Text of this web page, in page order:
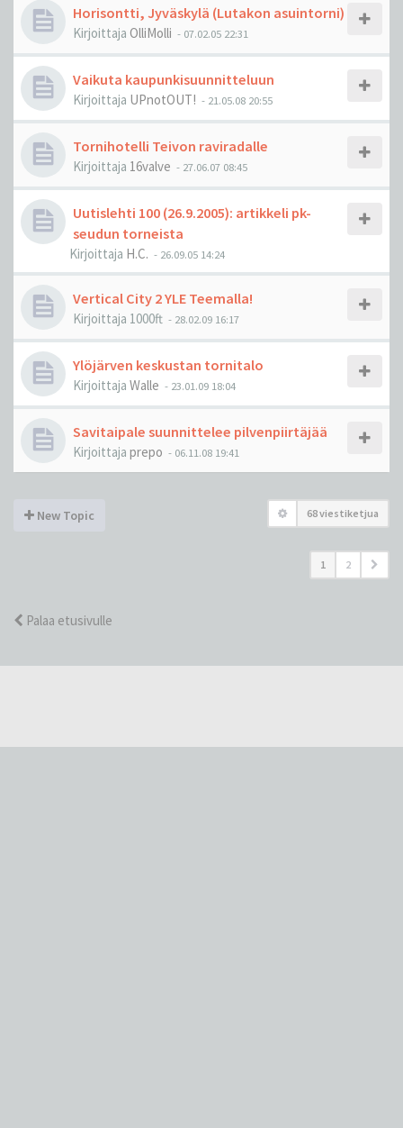
Horisontti, Jyväskylä (Lutakon asuintorni)
Kirjoittaja OlliMolli - 07.02.05 22:31
Vaikuta kaupunkisuunnitteluun
Kirjoittaja UPnotOUT! - 21.05.08 20:55
Tornihotelli Teivon raviradalle
Kirjoittaja 16valve - 27.06.07 08:45
Uutislehti 100 (26.9.2005): artikkeli pk-
seudun torneista
Kirjoittaja H.C. - 26.09.05 14:24
Vertical City 2 YLE Teemalla!
Kirjoittaja 1000ft - 28.02.09 16:17
Ylöjärven keskustan tornitalo
Kirjoittaja Walle - 23.01.09 18:04
Savitaipale suunnittelee pilvenpiirtäjää
Kirjoittaja prepo - 06.11.08 19:41
New Topic 68 viestiketjua
1 2
Palaa etusivulle